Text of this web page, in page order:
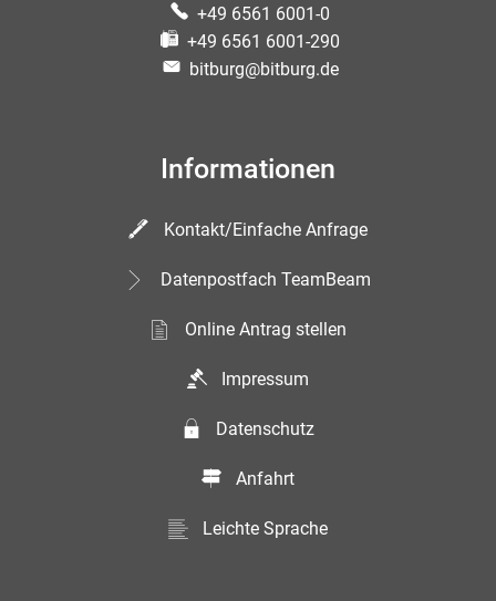
+49 6561 6001-0
+49 6561 6001-290
bitburg@bitburg.de
Informationen
Kontakt/Einfache Anfrage
Datenpostfach TeamBeam
Online Antrag stellen
Impressum
Datenschutz
Anfahrt
Leichte Sprache